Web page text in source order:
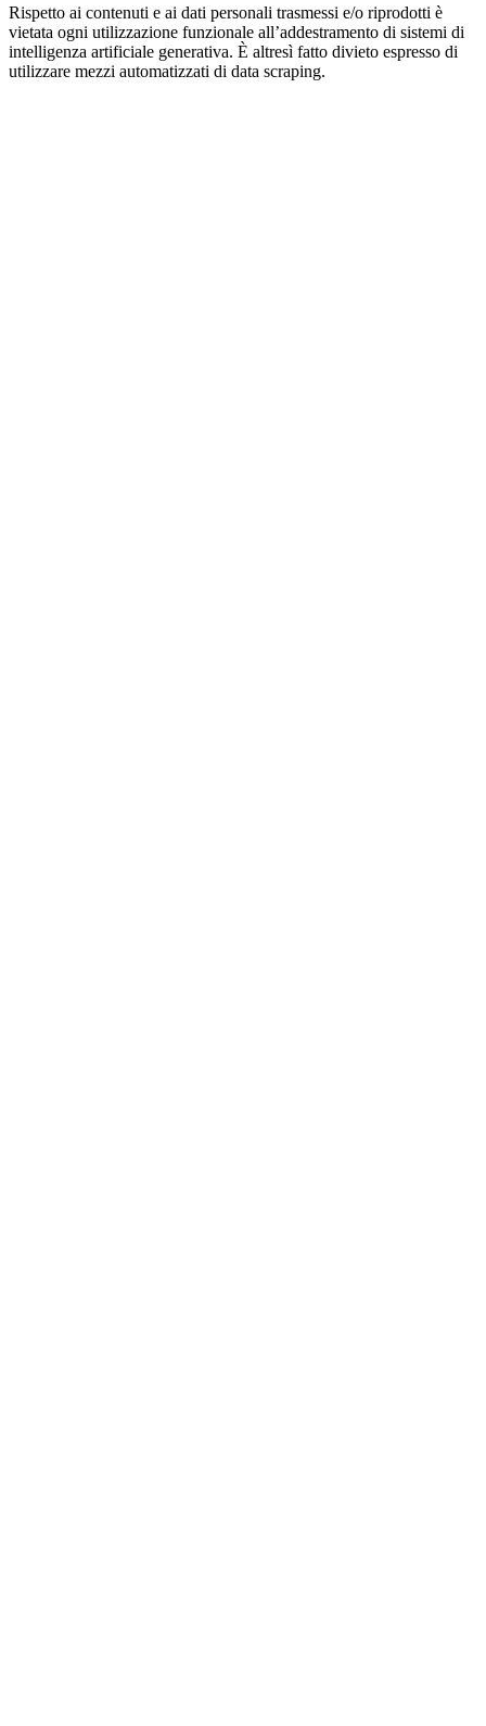
Rispetto ai contenuti e ai dati personali trasmessi e/o riprodotti è
vietata ogni utilizzazione funzionale all’addestramento di sistemi di
intelligenza artificiale generativa. È altresì fatto divieto espresso di
utilizzare mezzi automatizzati di data scraping.